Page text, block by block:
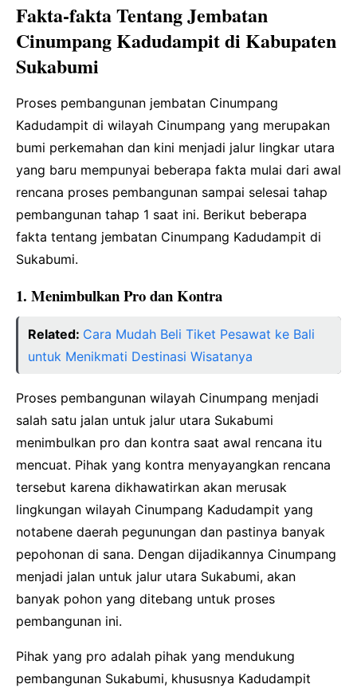
Fakta-fakta Tentang Jembatan
Cinumpang Kadudampit di Kabupaten
Sukabumi
Proses pembangunan jembatan Cinumpang
Kadudampit di wilayah Cinumpang yang merupakan
bumi perkemahan dan kini menjadi jalur lingkar utara
yang baru mempunyai beberapa fakta mulai dari awal
rencana proses pembangunan sampai selesai tahap
pembangunan tahap 1 saat ini. Berikut beberapa
fakta tentang jembatan Cinumpang Kadudampit di
Sukabumi.
1. Menimbulkan Pro dan Kontra
Related: Cara Mudah Beli Tiket Pesawat ke Bali
untuk Menikmati Destinasi Wisatanya
Proses pembangunan wilayah Cinumpang menjadi
salah satu jalan untuk jalur utara Sukabumi
menimbulkan pro dan kontra saat awal rencana itu
mencuat. Pihak yang kontra menyayangkan rencana
tersebut karena dikhawatirkan akan merusak
lingkungan wilayah Cinumpang Kadudampit yang
notabene daerah pegunungan dan pastinya banyak
pepohonan di sana. Dengan dijadikannya Cinumpang
menjadi jalan untuk jalur utara Sukabumi, akan
banyak pohon yang ditebang untuk proses
pembangunan ini.
Pihak yang pro adalah pihak yang mendukung
pembangunan Sukabumi, khususnya Kadudampit